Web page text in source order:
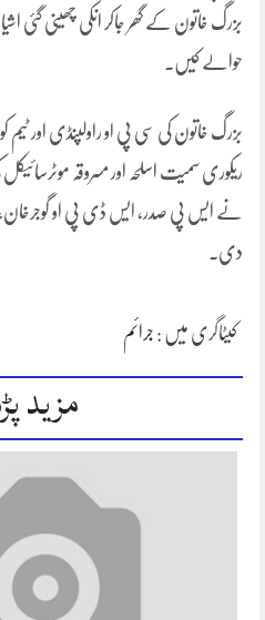
بزرگ خاتون کے گھر جاکر انکی چھینی گئی
حوالے کیں۔
بزرگ خاتون کی سی پی او راولپنڈی اور ٹیم
ریکوری سمیت اسلحہ اور مسروقہ موٹرسائیکل
نے ایس پی صدر، ایس ڈی پی او گوجرخان،
دی۔
کیٹاگری میں : جرائم
مزید